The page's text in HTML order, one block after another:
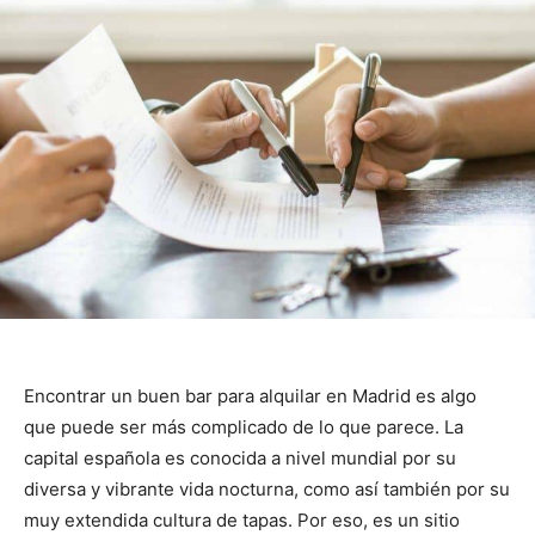
Encontrar un buen bar para alquilar en Madrid es algo
que puede ser más complicado de lo que parece. La
capital española es conocida a nivel mundial por su
diversa y vibrante vida nocturna, como así también por su
muy extendida cultura de tapas. Por eso, es un sitio